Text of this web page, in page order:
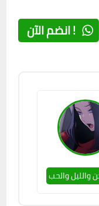
انضم الآن !